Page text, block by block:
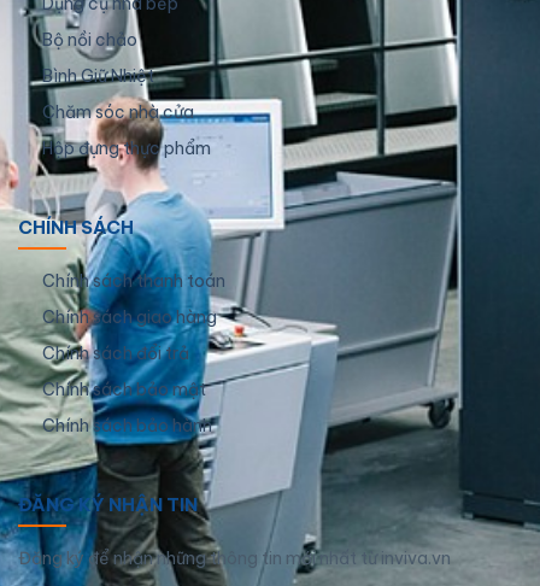
Bộ nồi chảo
Bình Giữ Nhiệt
Chăm sóc nhà cửa
Hộp đựng thực phẩm
CHÍNH SÁCH
Chính sách thanh toán
Chính sách giao hàng
Chính sách đổi trả
Chính sách bảo mật
Chính sách bảo hành
ĐĂNG KÝ NHẬN TIN
Đăng ký để nhận những thông tin mới nhất từ inviva.vn